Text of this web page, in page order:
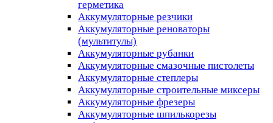
герметика
Аккумуляторные резчики
Аккумуляторные реноваторы
(мультитулы)
Аккумуляторные рубанки
Аккумуляторные смазочные пистолеты
Аккумуляторные степлеры
Аккумуляторные строительные миксеры
Аккумуляторные фрезеры
Аккумуляторные шпилькорезы